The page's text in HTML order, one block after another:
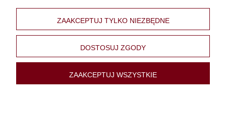
Poltyka cookies
varsaviana
Nowości
ZAAKCEPTUJ TYLKO NIEZBĘDNE
DOSTOSUJ ZGODY
ZAAKCEPTUJ WSZYSTKIE